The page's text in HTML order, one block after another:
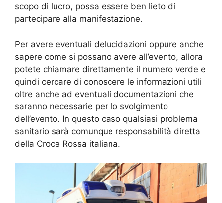
scopo di lucro, possa essere ben lieto di
partecipare alla manifestazione.
Per avere eventuali delucidazioni oppure anche
sapere come si possano avere all’evento, allora
potete chiamare direttamente il numero verde e
quindi cercare di conoscere le informazioni utili
oltre anche ad eventuali documentazioni che
saranno necessarie per lo svolgimento
dell’evento. In questo caso qualsiasi problema
sanitario sarà comunque responsabilità diretta
della Croce Rossa italiana.